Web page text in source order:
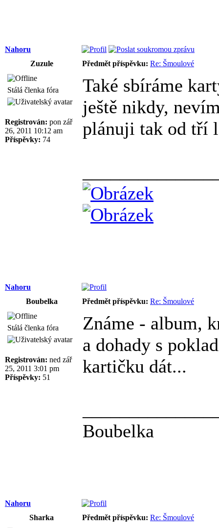
Nahoru
Zuzule
Předmět příspěvku: Re: Šmoulové
Stálá členka fóra
Registrován: pon zář
26, 2011 10:12 am
Příspěvky: 74
Také sbíráme
ještě nikdy,
plánuji tak od tří
Nahoru
Boubelka
Předmět příspěvku: Re: Šmoulové
Stálá členka fóra
Registrován: ned zář
25, 2011 3:01 pm
Příspěvky: 51
Známe - album,
a dohady s
kartičku dát...
Boubelka
Nahoru
Sharka
Předmět příspěvku: Re: Šmoulové